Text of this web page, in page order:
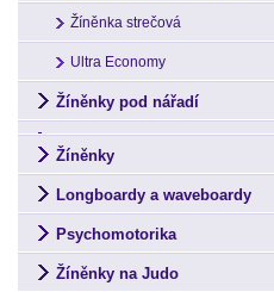
Žíněnka strečová
Ultra Economy
Žíněnky pod nářadí
Žíněnky
Longboardy a waveboardy
Psychomotorika
Žíněnky na Judo